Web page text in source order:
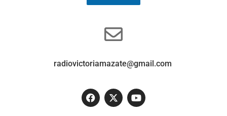
radiovictoriamazate@gmail.com